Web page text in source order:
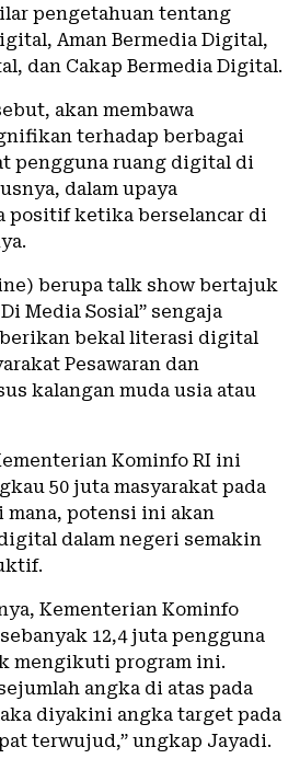
pengetahuan tentang
Aman Bermedia Digital,
dan Cakap Bermedia Digital.
akan membawa
terhadap berbagai
pengguna ruang digital di
dalam upaya
positif ketika berselancar di
berupa talk show bertajuk
Media Sosial” sengaja
bekal literasi digital
Pesawaran dan
kalangan muda usia atau
Kominfo RI ini
50 juta masyarakat pada
mana, potensi ini akan
dalam negeri semakin
Kementerian Kominfo
12,4 juta pengguna
mengikuti program ini.
angka di atas pada
diyakini angka target pada
terwujud,” ungkap Jayadi.